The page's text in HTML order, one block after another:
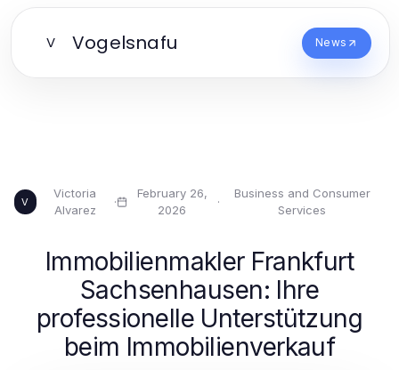
V Vogelsnafu News
V
Victoria
Alvarez
·
February 26,
2026
·
Business and Consumer
Services
Immobilienmakler Frankfurt
Sachsenhausen: Ihre
professionelle Unterstützung
beim Immobilienverkauf